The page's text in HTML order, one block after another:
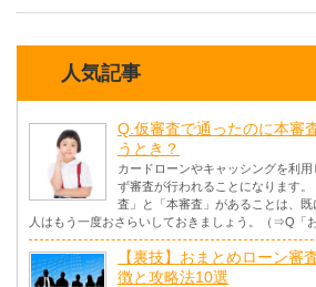
人気記事
Q.仮審査で通ったのに本審
うとき？
カードローンやキャッシングを利
ず審査が行われることになります
査」と「本審査」があることは、
人はもう一度おさらいしておきましょう。（⇒Q「お
【裏技】おまとめローン審
徴と攻略法10選